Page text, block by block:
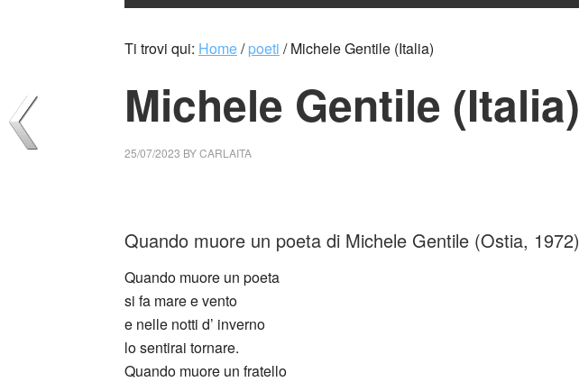
Ti trovi qui: Home/ poeti /Michele Gentile (Italia)
Michele Gentile (Italia)
25/07/2023 BYCARLAITA
Quando muore un poeta di Michele Gentile (Ostia, 1972)
Quando muore un poeta
si fa mare e vento
e nelle notti d’ inverno
lo sentirai tornare.
Quando muore un fratello